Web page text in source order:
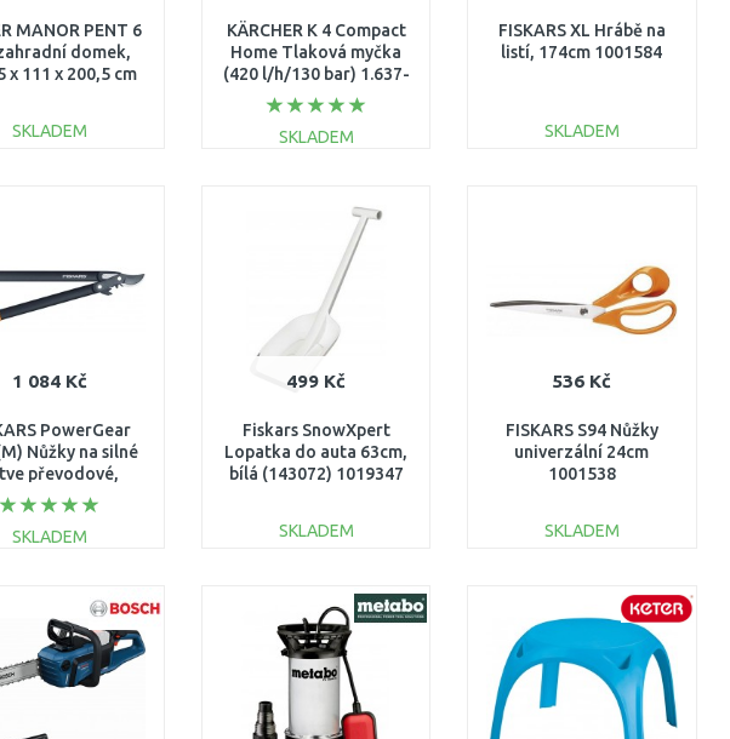
MANOR PENT 6
domek,
x 111 x 200,5 cm
SKLADEM
KÄRCHER K 4 Compact
Home Tlaková myčka
(420 l/h/130 bar) 1.637-
503.0
SKLADEM
Porovnat
FISKARS XL Hrábě na
listí, 174cm 1001584
SKLADEM
1 084 Kč
PowerGear
Nůžky na silné
převodové,
hlava, 55,7cm
1001553
SKLADEM
Porovnat
499 Kč
Fiskars SnowXpert
Lopatka do auta 63cm,
bílá (143072) 1019347
SKLADEM
Porovnat
536 Kč
FISKARS S94 Nůžky
univerzální 24cm
1001538
SKLADEM
Porovnat